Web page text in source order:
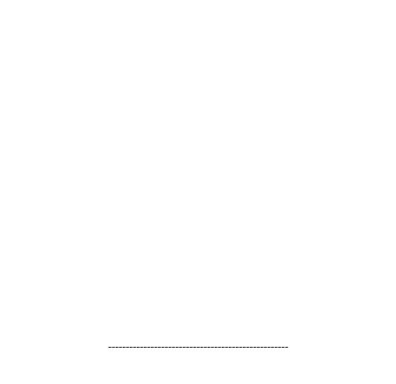
---------------------------------------------------